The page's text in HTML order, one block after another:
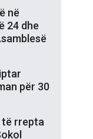
në
24 dhe
për 30
të rrepta